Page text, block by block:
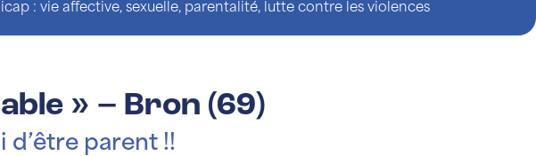
: vie affective, sexuelle, parentalité, lutte contre les violences
» – Bron (69)
d’être parent !!